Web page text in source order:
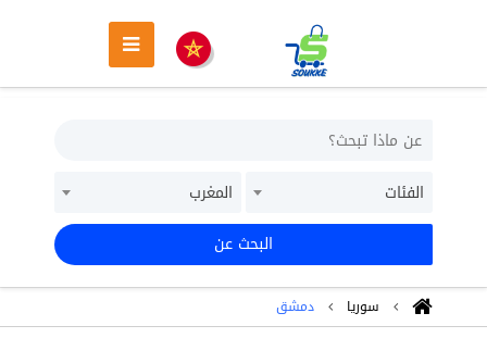
الفئات
المغرب
البحث عن
سوريا دمشق